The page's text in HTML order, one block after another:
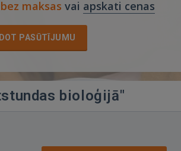
bez maksas vai apskati cenas
PASŪTĪJUMU
bioloģijā"